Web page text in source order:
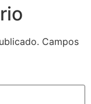
Campos